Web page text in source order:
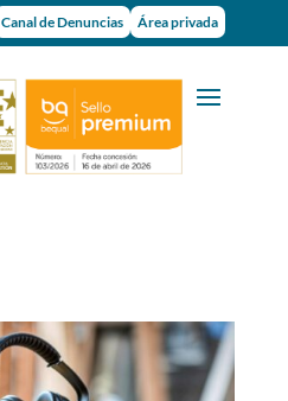
Canal de Denuncias Área privada